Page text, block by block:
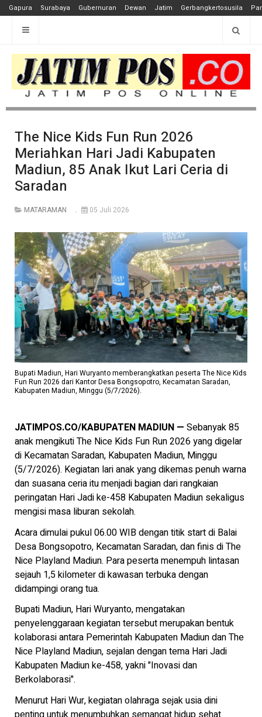
Gapura Surabaya Gubernuran Dewan Jatim Gerbangkertosusila
The Nice Kids Fun Run 2026
Meriahkan Hari Jadi Kabupaten
Madiun, 85 Anak Ikut Lari Ceria di
Saradan
MATARAMAN 05 Juli 2026
Bupati Madiun, Hari Wuryanto memberangkatkan peserta The Nice Kids
Fun Run 2026 dari Kantor Desa Bongsopotro, Kecamatan Saradan,
Kabupaten Madiun, Minggu (5/7/2026).
JATIMPOS.CO/KABUPATEN MADIUN — Sebanyak 85
anak mengikuti The Nice Kids Fun Run 2026 yang digelar
di Kecamatan Saradan, Kabupaten Madiun, Minggu
(5/7/2026). Kegiatan lari anak yang dikemas penuh warna
dan suasana ceria itu menjadi bagian dari rangkaian
peringatan Hari Jadi ke-458 Kabupaten Madiun sekaligus
mengisi masa liburan sekolah.
Acara dimulai pukul 06.00 WIB dengan titik start di Balai
Desa Bongsopotro, Kecamatan Saradan, dan finis di The
Nice Playland Madiun. Para peserta menempuh lintasan
sejauh 1,5 kilometer di kawasan terbuka dengan
didampingi orang tua.
Bupati Madiun, Hari Wuryanto, mengatakan
penyelenggaraan kegiatan tersebut merupakan bentuk
kolaborasi antara Pemerintah Kabupaten Madiun dan The
Nice Playland Madiun, sejalan dengan tema Hari Jadi
Kabupaten Madiun ke-458, yakni "Inovasi dan
Berkolaborasi".
Menurut Hari Wur, kegiatan olahraga sejak usia dini